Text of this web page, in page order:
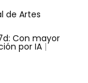
de Artes
Con mayor
por IA|